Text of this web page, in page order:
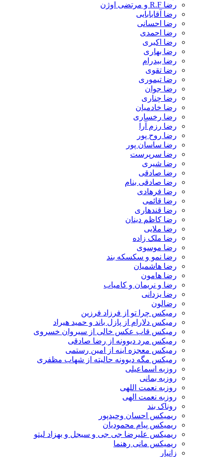
رضا آقابابایی
رضا احسانی
رضا احمدی
رضا اکبری
رضا بهاری
رضا بیدرام
رضا تقوی
رضا تیموری
رضا جوان
رضا چناری
رضا خادمیان
رضا رخساری
رضا رزم آرا
رضا روح پور
رضا ساسان پور
رضا سرپرست
رضا شیری
رضا صادقی
رضا صادقی بنام
رضا فرهادی
رضا قائمی
رضا قندهاری
رضا کاظم دینان
رضا ملایی
رضا ملک زاده
رضا موسوی
رضا نمو و سکسکه بند
رضا هاشمیان
رضا هامون
رضا و نریمان و کامیاب
رضا یزدانی
رضالون
رمیکس چرا تو از فرزاد فرزین
رمیکس دلارام از پازل باند و حمید هیراد
رمیکس قاب عکس خالی از سیروان خسروی
رمیکس مرد دیوونه از رضا صادقی
رمیکس معجزه اینه از امین رستمی
رمیکس مگه دیوونه حالیته از شهاب مظفری
روزبه اسماعیلی
روزبه بمانی
روزبه نعمت اللهی
روزبه نعمت الهی
روناک بند
ریمیکس احسان وحیدپور
ریمیکس پیام محمودیان
ریمیکس علیرضا جی جی و سیجل و بهزاد لیتو
ریمیکس مانی رهنما